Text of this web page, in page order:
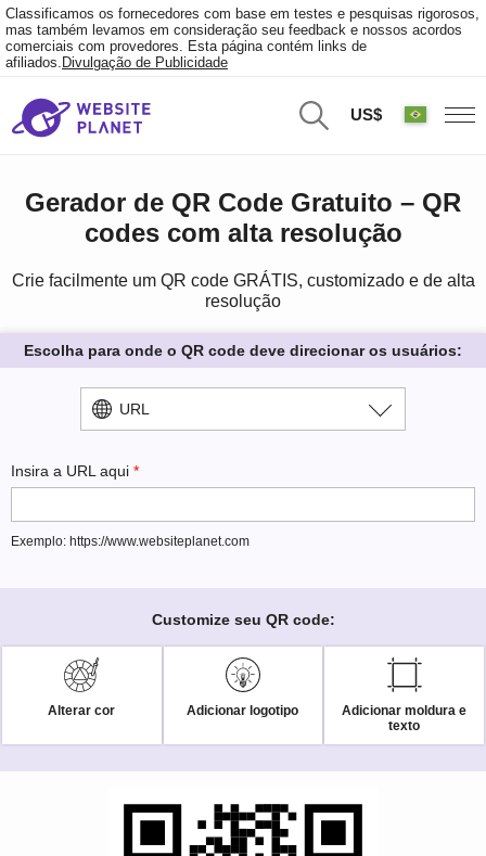
Classificamos os fornecedores com base em testes e pesquisas rigorosos,
mas também levamos em consideração seu feedback e nossos acordos
comerciais com provedores. Esta página contém links de
afiliados. Divulgação de Publicidade
US$
Gerador de QR Code Gratuito – QR
codes com alta resolução
Crie facilmente um QR code GRÁTIS, customizado e de alta
resolução
Escolha para onde o QR code deve direcionar os usuários:
URL
Insira a URL aqui *
Exemplo: https://www.websiteplanet.com
Customize seu QR code:
Alterar cor Adicionar logotipo
Adicionar moldura e
texto